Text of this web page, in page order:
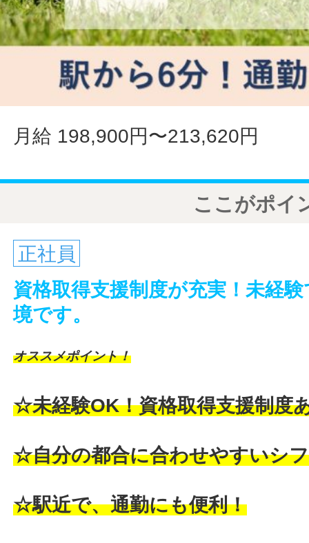
月給 198,900円〜213,620円
ここがポイ
正社員
資格取得支援制度が充実！未経
境です。
オススメポイント！
☆未経験OK！資格取得支援制度
☆自分の都合に合わせやすいシ
☆駅近で、通勤にも便利！